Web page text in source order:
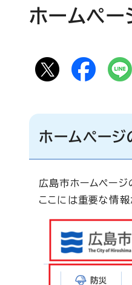
ホームペー
ホームページ
広島市ホームページ
ここには重要な情報